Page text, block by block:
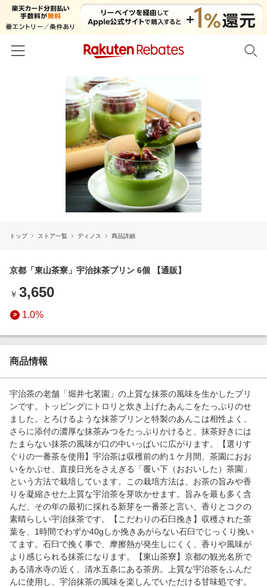
カテゴリー一覧
百貨店・総合ECモール
ファッション・インナー・小物
食品・スイーツ・お酒
日用品・キッチン用品
コスメ・健康・医薬品
キッズ・ベビー用品
エンタメ
スポーツ・アウトドア・ゴルフ
インテリア・寝具
ペット・花・DIY・車
金融・マネー・保険
デジタルコンテンツ
ビジネス・その他サービス
イベント一覧
リーベイツ注目ストア
初回購入者限定特典
対象ストア新規限定特典
電子書籍特集
旅行特集
わくわく夏特集
とことん買い物チャレンジ
Apple公式サイト×楽天カード分割払い
Qoo10メガポ
Samsung ボーナスキャンペーン
週末の高還元 夏の長期版
トップ ストア一覧 ディノス 商品詳細
京都「東山茶寮」宇治抹茶プリン 6個 【通販】
￥ 3,650
1.0%
商品情報
宇治茶の老舗「堀井七茗園」の上質な抹茶の風味を生かしたプリ
ンです。トッピングにトロリと炊き上げたあんこをたっぷりのせ
ました。とろけるような抹茶プリンと特製のあんこは相性よく、
さらに添付の濃厚な抹茶みつをたっぷりかけると、抹茶好きには
たまらない抹茶の風味が口の中いっぱいに広がります。【選りす
ぐりの一番茶を使用】宇治茶は収穫前の約１ケ月間、茶園におお
いをかぶせ、直接日光をさえぎる「覆い下（おおいした）茶園」
という方法で栽培しています。この栽培方法は、お茶の旨みや香
りを凝縮させた上質な宇治茶を芽吹かせます。旨みを最も多く含
んだ、その年の最初に採れる新芽を一番茶と言い、香りとコクの
素晴らしい宇治抹茶です。【こだわりの石臼挽き】収穫された茶
葉を、1時間でわずか40gしか挽きあがらない石臼でじっくり挽い
てます。石臼で挽く事で、摩擦熱が発生しにくく、香りや風味が
より感じられる抹茶になります。【東山茶寮】京都の観光名所で
ある清水寺の近く、清水五条にある茶房。上質な宇治茶をふんだ
んに使用し、宇治抹茶の風味を楽しんでいただける甘味処です。